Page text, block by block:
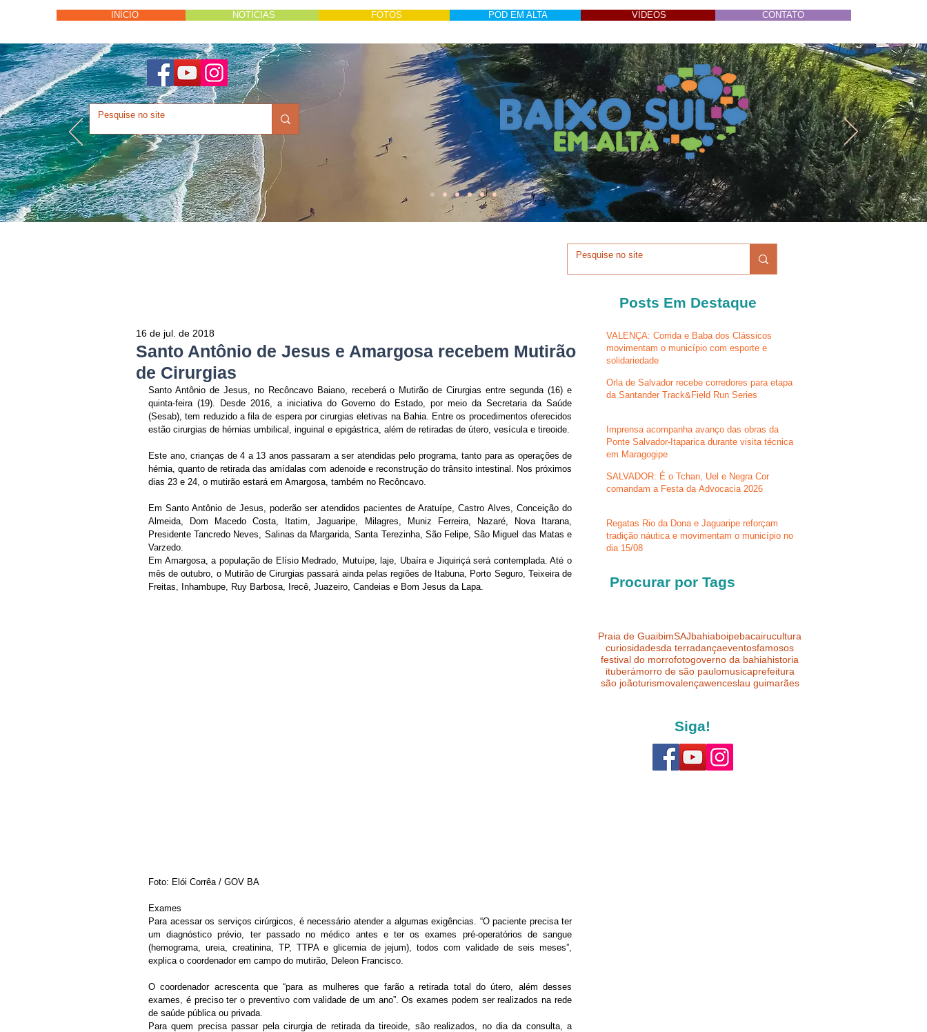
INÍCIO NOTÍCIAS FOTOS POD EM ALTA VÍDEOS CONTATO
Santo Antônio de Jesus e Amargosa recebem Mutirão
de Cirurgias
16 de jul. de 2018
Santo Antônio de Jesus, no Recôncavo Baiano, receberá o Mutirão de Cirurgias entre segunda (16) e
quinta-feira (19). Desde 2016, a iniciativa do Governo do Estado, por meio da Secretaria da Saúde
(Sesab), tem reduzido a fila de espera por cirurgias eletivas na Bahia. Entre os procedimentos oferecidos
estão cirurgias de hérnias umbilical, inguinal e epigástrica, além de retiradas de útero, vesícula e tireoide.
Este ano, crianças de 4 a 13 anos passaram a ser atendidas pelo programa, tanto para as operações de
hérnia, quanto de retirada das amídalas com adenoide e reconstrução do trânsito intestinal. Nos próximos
dias 23 e 24, o mutirão estará em Amargosa, também no Recôncavo.
Em Santo Antônio de Jesus, poderão ser atendidos pacientes de Aratuípe, Castro Alves, Conceição do
Almeida, Dom Macedo Costa, Itatim, Jaguaripe, Milagres, Muniz Ferreira, Nazaré, Nova Itarana,
Presidente Tancredo Neves, Salinas da Margarida, Santa Terezinha, São Felipe, São Miguel das Matas e
Varzedo.
Em Amargosa, a população de Elísio Medrado, Mutuípe, laje, Ubaíra e Jiquiriçá será contemplada. Até o
mês de outubro, o Mutirão de Cirurgias passará ainda pelas regiões de Itabuna, Porto Seguro, Teixeira de
Freitas, Inhambupe, Ruy Barbosa, Irecê, Juazeiro, Candeias e Bom Jesus da Lapa.
Foto: Elói Corrêa / GOV BA
Exames
Para acessar os serviços cirúrgicos, é necessário atender a algumas exigências. “O paciente precisa ter
um diagnóstico prévio, ter passado no médico antes e ter os exames pré-operatórios de sangue
(hemograma, ureia, creatinina, TP, TTPA e glicemia de jejum), todos com validade de seis meses”,
explica o coordenador em campo do mutirão, Deleon Francisco.
O coordenador acrescenta que “para as mulheres que farão a retirada total do útero, além desses
exames, é preciso ter o preventivo com validade de um ano”. Os exames podem ser realizados na rede
de saúde pública ou privada.
Para quem precisa passar pela cirurgia de retirada da tireoide, são realizados, no dia da consulta, a
Posts Em Destaque
VALENÇA: Corrida e Baba dos Clássicos
movimentam o município com esporte e
solidariedade
Orla de Salvador recebe corredores para etapa
da Santander Track&Field Run Series
Imprensa acompanha avanço das obras da
Ponte Salvador-Itaparica durante visita técnica
em Maragogipe
SALVADOR: É o Tchan, Uel e Negra Cor
comandam a Festa da Advocacia 2026
Regatas Rio da Dona e Jaguaripe reforçam
tradição náutica e movimentam o município no
dia 15/08
Procurar por Tags
Praia de GuaibimSAJbahiaboipebacairucultura
curiosidadesda terradançaeventosfamosos
festival do morrofotogoverno da bahiahistoria
ituberámorro de são paulomusicaprefeitura
são joãoturismovalençawenceslau guimarães
Siga!